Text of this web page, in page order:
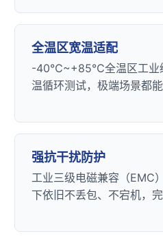
全温区宽温适配
-40℃~+85℃全温区工业
温循环测试，极端场景都能
强抗干扰防护
工业三级电磁兼容（EMC
下依旧不丢包、不宕机，